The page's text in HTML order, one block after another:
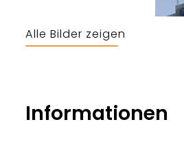
Alle Bilder zeigen
Informationen